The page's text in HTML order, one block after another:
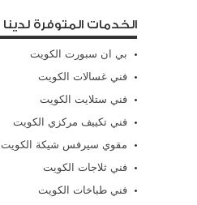
الخدمات المتوفرة لدينا
بي ان سبورت الكويت
فني غسالات الكويت
فني ستلايت الكويت
فني تكييف مركزي الكويت
مقوي سيرفس شيكة الكويت
فني ثلاجات الكويت
فني طباخات الكويت